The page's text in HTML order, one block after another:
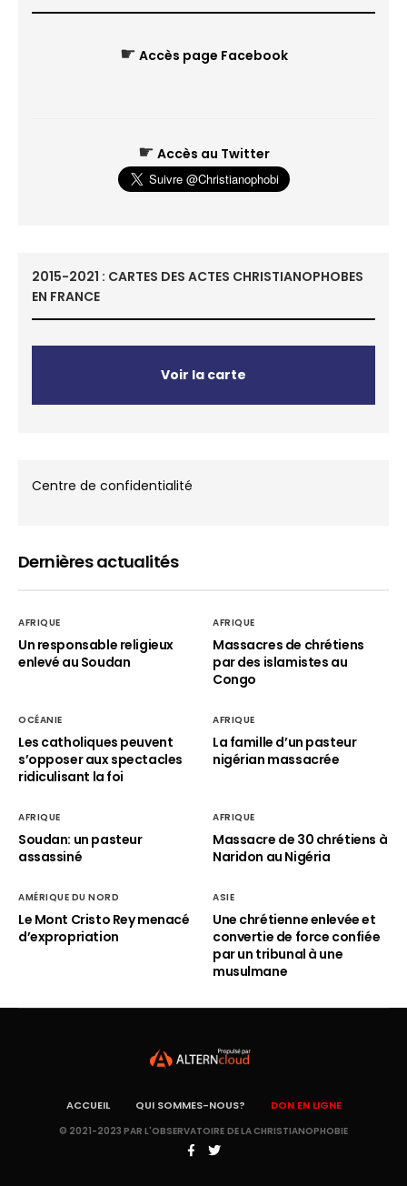
☛ Accès page Facebook
☛ Accès au Twitter
2015-2021 : CARTES DES ACTES CHRISTIANOPHOBES
EN FRANCE
Voir la carte
Centre de confidentialité
Dernières actualités
AFRIQUE
Un responsable religieux
enlevé au Soudan
AFRIQUE
Massacres de chrétiens
par des islamistes au
Congo
OCÉANIE
Les catholiques peuvent
s’opposer aux spectacles
ridiculisant la foi
AFRIQUE
La famille d’un pasteur
nigérian massacrée
AFRIQUE
Soudan: un pasteur
assassiné
AFRIQUE
Massacre de 30 chrétiens à
Naridon au Nigéria
AMÉRIQUE DU NORD
Le Mont Cristo Rey menacé
d’expropriation
ASIE
Une chrétienne enlevée et
convertie de force confiée
par un tribunal à une
musulmane
ACCUEIL QUI SOMMES-NOUS? DON EN LIGNE
© 2021-2023 PAR L'OBSERVATOIRE DE LA CHRISTIANOPHOBIE